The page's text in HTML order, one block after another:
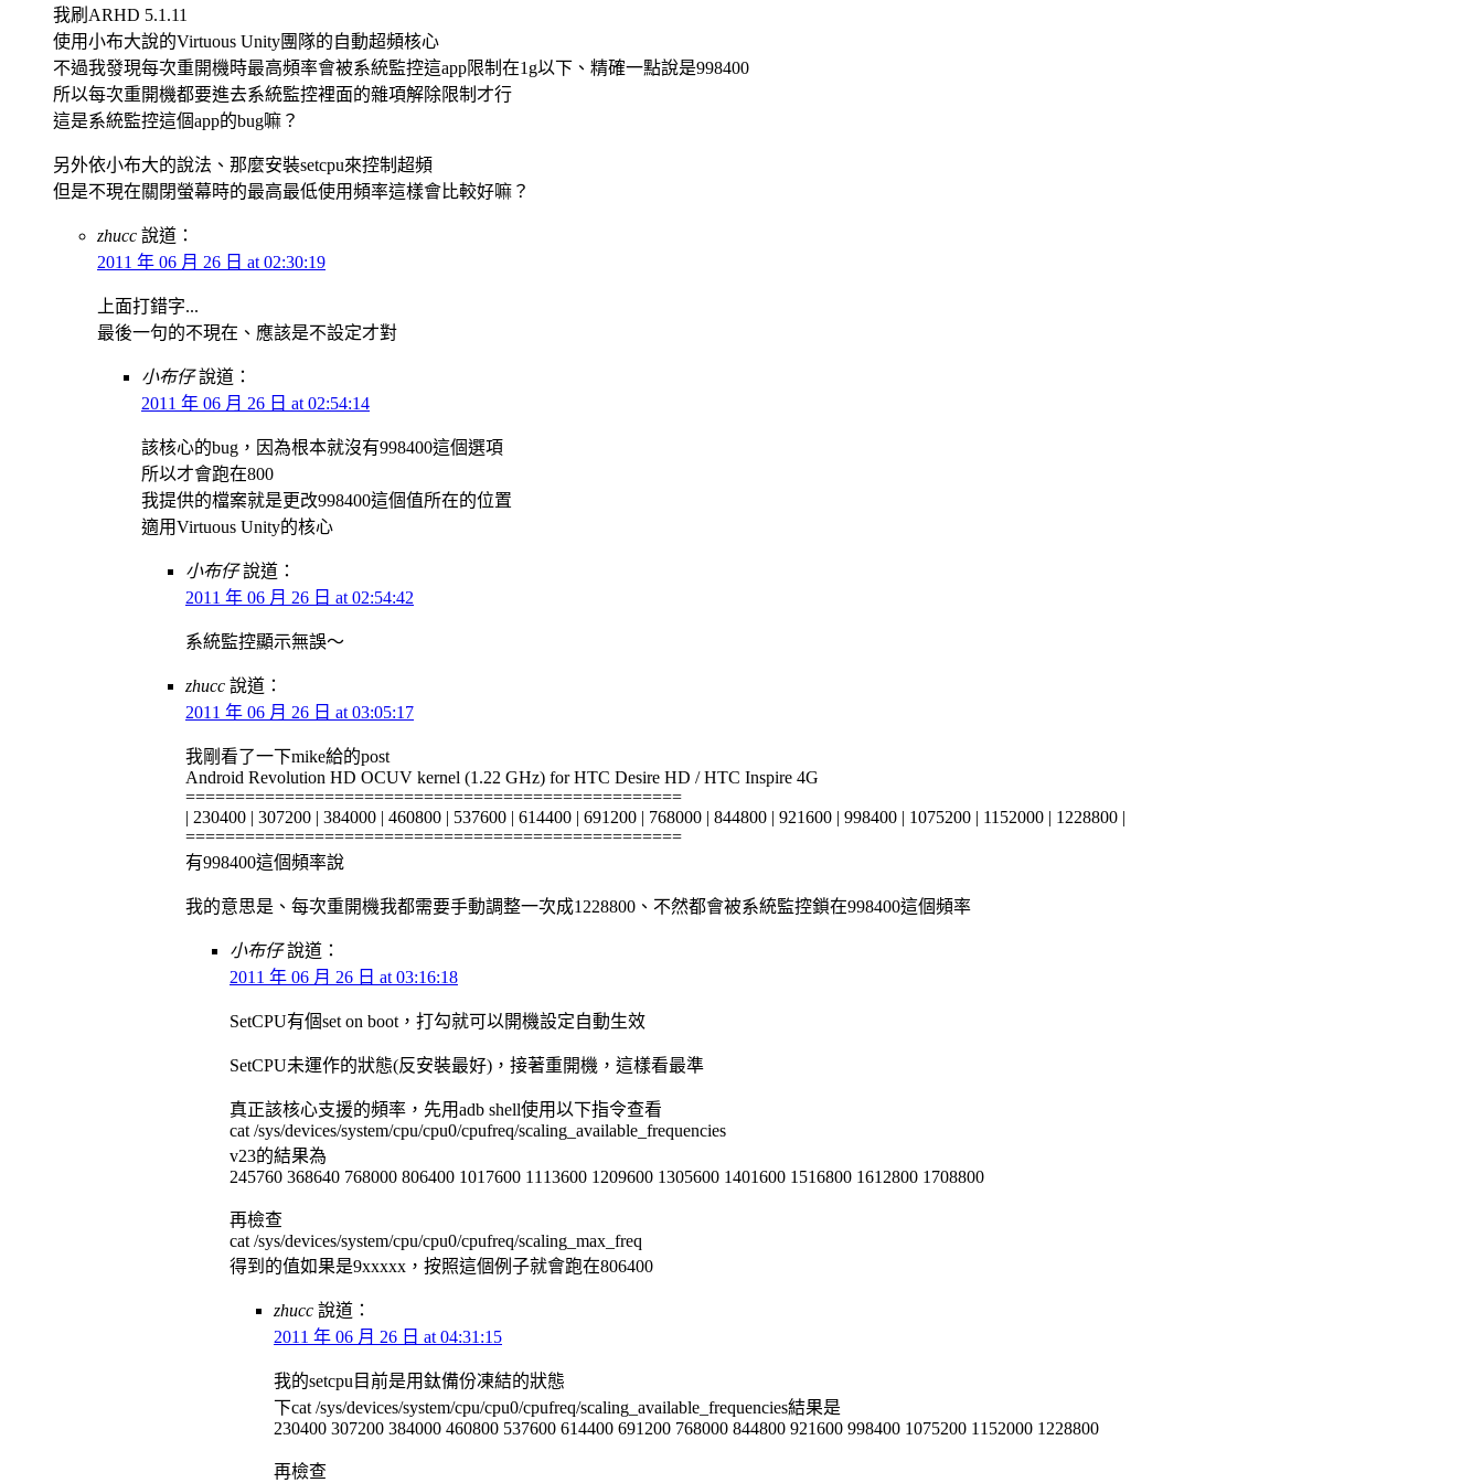
我刷ARHD 5.1.11
使用小布大說的Virtuous Unity團隊的自動超頻核心
不過我發現每次重開機時最高頻率會被系統監控這app限制在1g以下、精確一點說是998400
所以每次重開機都要進去系統監控裡面的雜項解除限制才行
這是系統監控這個app的bug嘛？
另外依小布大的說法、那麼安裝setcpu來控制超頻
但是不現在關閉螢幕時的最高最低使用頻率這樣會比較好嘛？
zhucc 說道：
2011 年 06 月 26 日 at 02:30:19
上面打錯字...
最後一句的不現在、應該是不設定才對
小布仔 說道：
2011 年 06 月 26 日 at 02:54:14
該核心的bug，因為根本就沒有998400這個選項
所以才會跑在800
我提供的檔案就是更改998400這個值所在的位置
適用Virtuous Unity的核心
小布仔 說道：
2011 年 06 月 26 日 at 02:54:42
系統監控顯示無誤～
zhucc 說道：
2011 年 06 月 26 日 at 03:05:17
我剛看了一下mike給的post
Android Revolution HD OCUV kernel (1.22 GHz) for HTC Desire HD / HTC Inspire 4G
==================================================
| 230400 | 307200 | 384000 | 460800 | 537600 | 614400 | 691200 | 768000 | 844800 | 921600 | 998400 | 1075200 | 1152000 | 1228800 |
==================================================
有998400這個頻率說
我的意思是、每次重開機我都需要手動調整一次成1228800、不然都會被系統監控鎖在998400這個頻率
小布仔 說道：
2011 年 06 月 26 日 at 03:16:18
SetCPU有個set on boot，打勾就可以開機設定自動生效
SetCPU未運作的狀態(反安裝最好)，接著重開機，這樣看最準
真正該核心支援的頻率，先用adb shell使用以下指令查看
cat /sys/devices/system/cpu/cpu0/cpufreq/scaling_available_frequencies
v23的結果為
245760 368640 768000 806400 1017600 1113600 1209600 1305600 1401600 1516800 1612800 1708800
再檢查
cat /sys/devices/system/cpu/cpu0/cpufreq/scaling_max_freq
得到的值如果是9xxxxx，按照這個例子就會跑在806400
zhucc 說道：
2011 年 06 月 26 日 at 04:31:15
我的setcpu目前是用鈦備份凍結的狀態
下cat /sys/devices/system/cpu/cpu0/cpufreq/scaling_available_frequencies結果是
230400 307200 384000 460800 537600 614400 691200 768000 844800 921600 998400 1075200 1152000 1228800
再檢查